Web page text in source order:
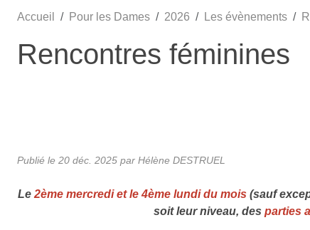
Accueil Pour les Dames 2026 Les évènements
Rencontres féminines
Publié le 20 déc. 2025 par Hélène DESTRUEL
Le 2ème mercredi et le 4ème lundi du mois (sauf
soit leur niveau, des parties